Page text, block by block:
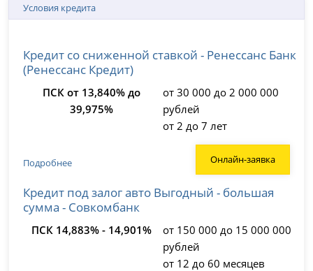
Условия кредита
Кредит со сниженной ставкой - Ренессанс Банк
(Ренессанс Кредит)
ПСК от 13,840% до
39,975%
от 30 000 до 2 000 000
рублей
от 2 до 7 лет
Подробнее Онлайн-заявка
Кредит под залог авто Выгодный - большая
сумма - Совкомбанк
ПСК 14,883% - 14,901%
от 150 000 до 15 000 000
рублей
от 12 до 60 месяцев